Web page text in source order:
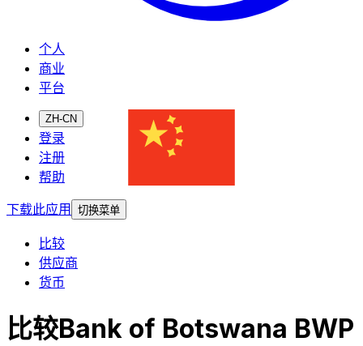
个人
商业
平台
ZH-CN
登录
注册
帮助
下载此应用
切换菜单
比较
供应商
货币
比较Bank of Botswana BWP